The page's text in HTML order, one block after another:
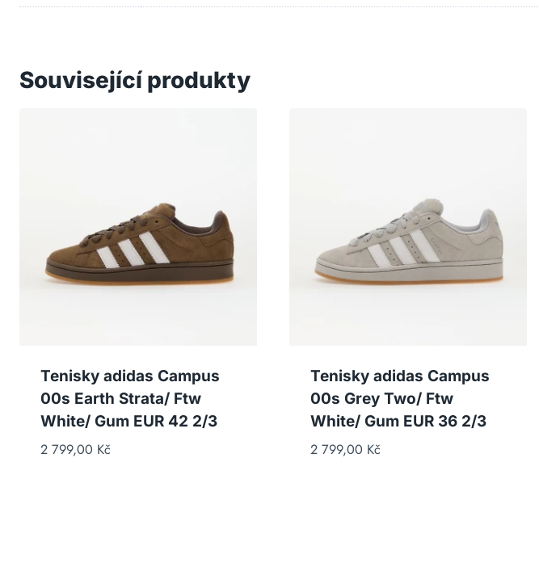
Související produkty
Tenisky adidas Campus
00s Earth Strata/ Ftw
White/ Gum EUR 42 2/3
2 799,00 Kč
Tenisky adidas Campus
00s Grey Two/ Ftw
White/ Gum EUR 36 2/3
2 799,00 Kč